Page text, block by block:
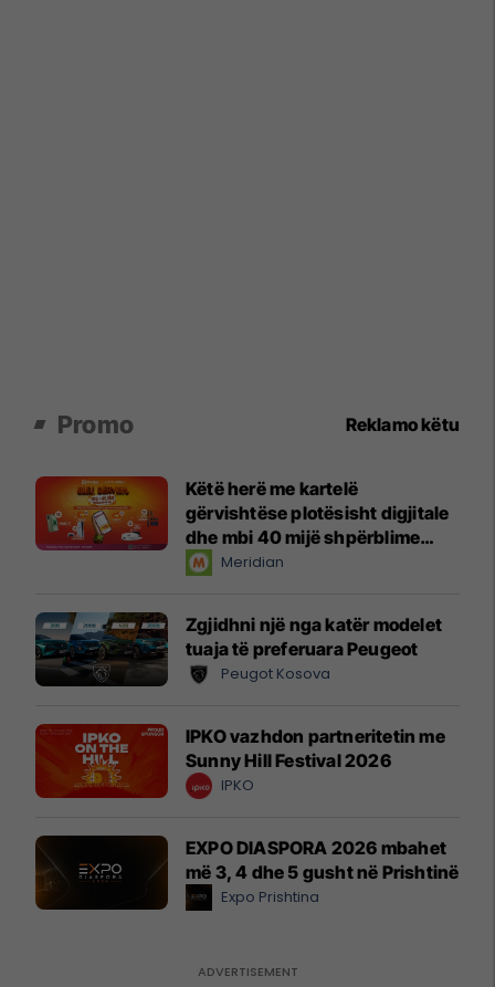
Promo Reklamo këtu
Këtë herë me kartelë
gërvishtëse plotësisht digjitale
dhe mbi 40 mijë shpërblime
instant!Meridian
Zgjidhni një nga katër modelet
tuaja të preferuara Peugeot
Peugot Kosova
IPKO vazhdon partneritetin me
Sunny Hill Festival 2026
IPKO
EXPO DIASPORA 2026 mbahet
më 3, 4 dhe 5 gusht në Prishtinë
Expo Prishtina